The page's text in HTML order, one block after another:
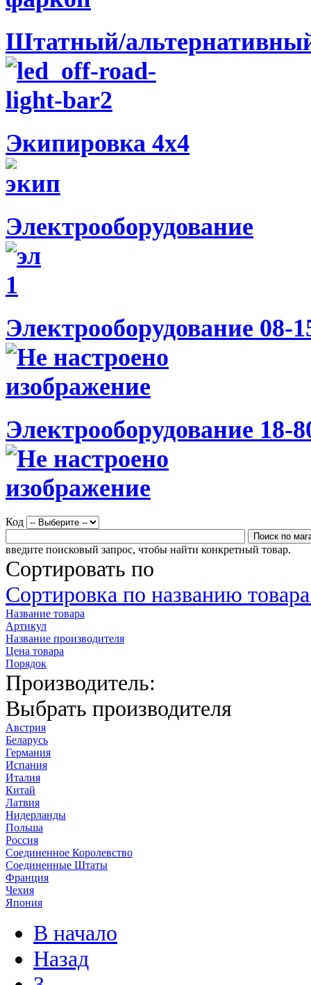
Штатный/
Экипировка 4х4
Электрооборудование
Электрооборудование 08-
Электрооборудование 18-
Код
введите поисковый запрос, чтобы найти конкретный товар.
Сортировать по
Сортировка по названию
Название товара
Артикул
Название производителя
Цена товара
Порядок
Производитель:
Выбрать производителя
Австрия
Беларусь
Германия
Испания
Италия
Китай
Латвия
Нидерланды
Польша
Россия
Соединенное Королевство
Соединенные Штаты
Франция
Чехия
Япония
В начало
Назад